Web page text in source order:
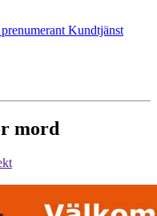
Kundtjänst
mord